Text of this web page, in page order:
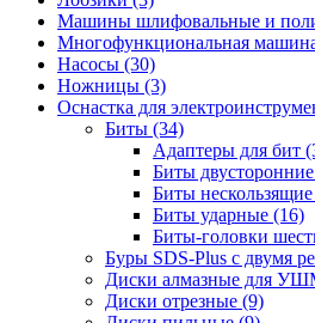
Машины шлифовальные и
Многофункциональная
Насосы (30)
Ножницы (3)
Оснастка для
Биты (34)
Адаптеры для бит
Биты двусторонние
Биты нескользящие
Биты ударные (16)
Биты-головки
Буры SDS-Plus c двумя
Диски алмазные для
Диски отрезные (9)